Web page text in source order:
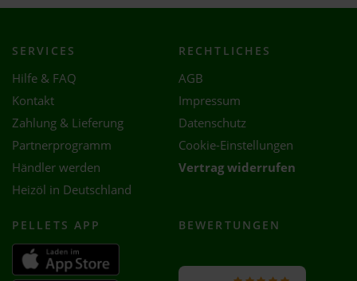
SERVICES
Hilfe & FAQ
Kontakt
Zahlung & Lieferung
Partnerprogramm
Händler werden
Heizöl in Deutschland
RECHTLICHES
AGB
Impressum
Datenschutz
Cookie-Einstellungen
Vertrag widerrufen
PELLETS APP BEWERTUNGEN